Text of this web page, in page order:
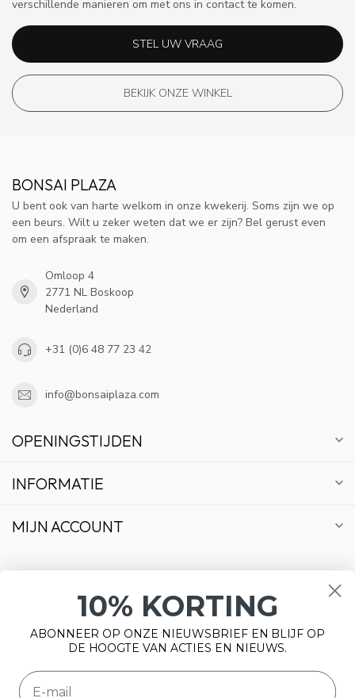
verschillende manieren om met ons in contact te komen.
STEL UW VRAAG
BEKIJK ONZE WINKEL
BONSAI PLAZA
U bent ook van harte welkom in onze kwekerij. Soms zijn we op
een beurs. Wilt u zeker weten dat we er zijn? Bel gerust even
om een afspraak te maken.
Omloop 4
2771 NL Boskoop
Nederland
+31 (0)6 48 77 23 42
info@bonsaiplaza.com
OPENINGSTIJDEN
INFORMATIE
MIJN ACCOUNT
10% KORTING
ABONNEER OP ONZE NIEUWSBRIEF EN BLIJF OP
DE HOOGTE VAN ACTIES EN NIEUWS.